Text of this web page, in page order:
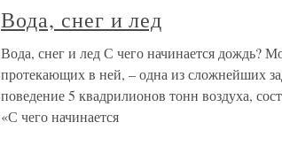
Вода, снег и лед
Вода, снег и лед С чего начинается дождь?
протекающих в ней, – одна из сложнейших
поведение 5 квадрилионов тонн воздуха,
«С чего начинается